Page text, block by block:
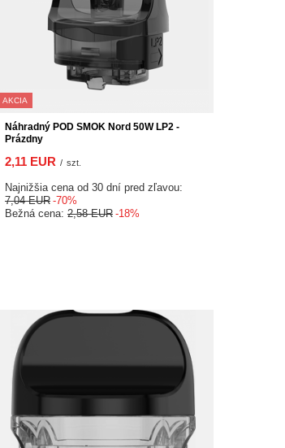
AKCIA
Náhradný POD SMOK Nord 50W LP2 -
Prázdny
2,11 EUR / szt.
Najnižšia cena od 30 dní pred zľavou:
7,04 EUR -70%
Bežná cena: 2,58 EUR -18%